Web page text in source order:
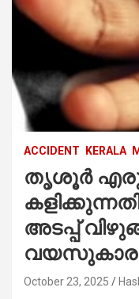
ACCIDENT KERALA
തൃശൂർ
അടപ്പ്
October 23, 2025